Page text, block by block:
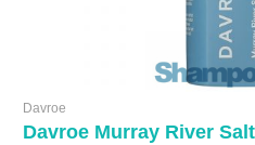
Davroe
Davroe Murray River